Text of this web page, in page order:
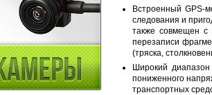
Встроенный GPS-
следования и
также совмещен с
перезаписи
(тряска,
Широкий
пониженного
транспортных